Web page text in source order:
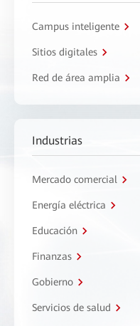
Campus inteligente
Sitios digitales
Red de área amplia
Industrias
Mercado comercial
Energía eléctrica
Educación
Finanzas
Gobierno
Servicios de salud